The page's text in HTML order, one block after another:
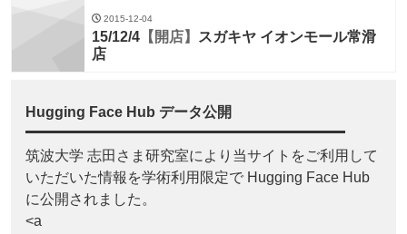
2015-12-04
15/12/4 【開店】 スガキヤ イオンモール常滑
店
Hugging Face Hub データ公開
筑波大学 志田さま研究室により当サイトをご利用して
いただいた情報を学術利用限定で Hugging Face Hub
に公開されました。
<a